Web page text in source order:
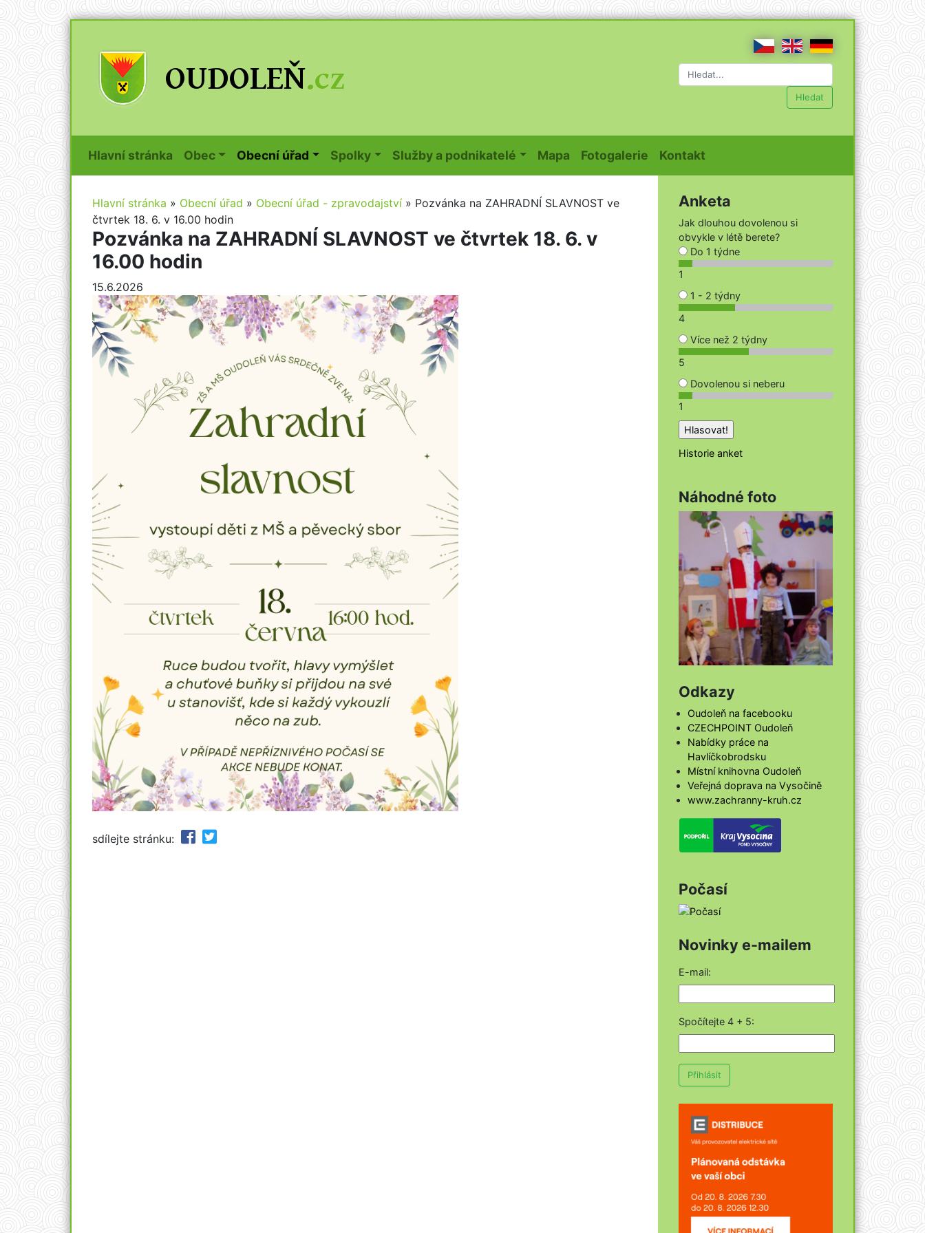
Hledat
Hlavní stránka (current)
Obec Obecní úřad Spolky Služby a podnikatelé Mapa (current)
Fotogalerie (current)
Kontakt
Hlavní stránka » Obecní úřad » Obecní úřad - zpravodajství » Pozvánka na ZAHRADNÍ SLAVNOST ve
čtvrtek 18. 6. v 16.00 hodin
Pozvánka na ZAHRADNÍ SLAVNOST ve čtvrtek 18. 6. v
16.00 hodin
15.6.2026
sdílejte stránku:
Anketa
Jak dlouhou dovolenou si
obvykle v létě berete?
Do 1 týdne
1
1 - 2 týdny
4
Více než 2 týdny
5
Dovolenou si neberu
1
Historie anket
Náhodné foto
Odkazy
Oudoleň na facebooku
CZECHPOINT Oudoleň
Nabídky práce na
Havlíčkobrodsku
Místní knihovna Oudoleň
Veřejná doprava na Vysočině
www.zachranny-kruh.cz
Počasí
Novinky e-mailem
E-mail:
Spočítejte 4 + 5:
Přihlásit